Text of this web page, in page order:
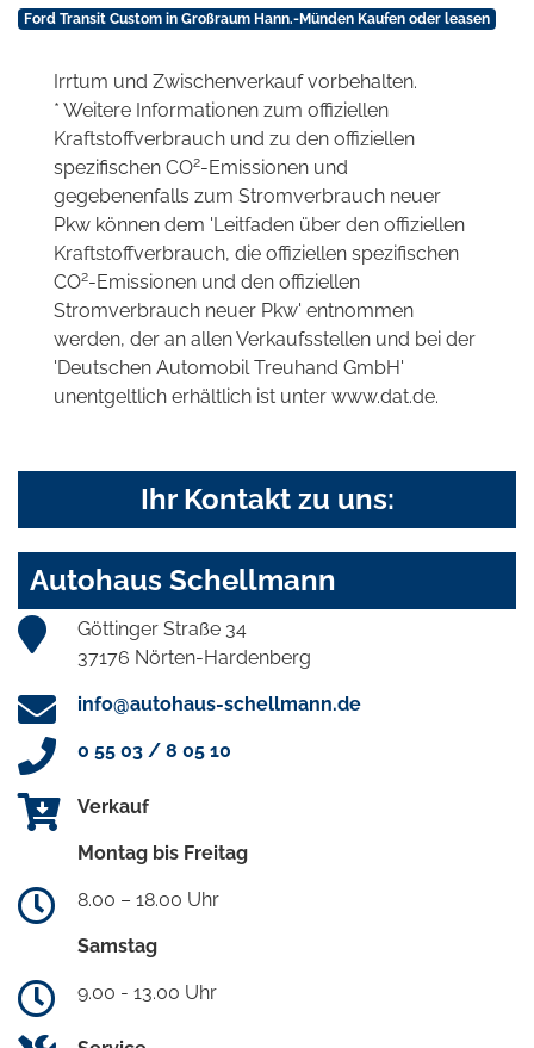
Ford Transit Custom in Großraum Hann.-Münden Kaufen oder leasen
Irrtum und Zwischenverkauf vorbehalten.
* Weitere Informationen zum offiziellen
Kraftstoffverbrauch und zu den offiziellen
spezifischen CO2-Emissionen und
gegebenenfalls zum Stromverbrauch neuer
Pkw können dem 'Leitfaden über den offiziellen
Kraftstoffverbrauch, die offiziellen spezifischen
CO2-Emissionen und den offiziellen
Stromverbrauch neuer Pkw' entnommen
werden, der an allen Verkaufsstellen und bei der
'Deutschen Automobil Treuhand GmbH'
unentgeltlich erhältlich ist unter www.dat.de.
Ihr Kontakt zu uns:
Autohaus Schellmann
Göttinger Straße 34
37176 Nörten-Hardenberg
info@autohaus-schellmann.de
0 55 03 / 8 05 10
Verkauf
Montag bis Freitag
8.00 – 18.00 Uhr
Samstag
9.00 - 13.00 Uhr